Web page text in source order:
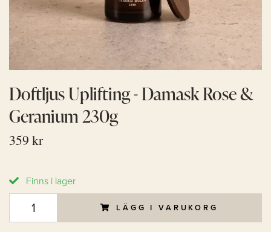
Doftljus Uplifting - Damask Rose &
Geranium 230g
359 kr
Finns i lager
LÄGG I VARUKORG